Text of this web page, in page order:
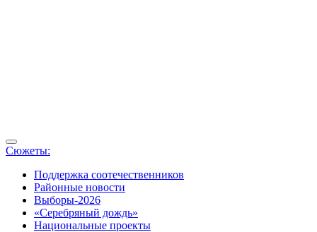
Сюжеты:
Поддержка соотечественников
Районные новости
Выборы-2026
«Серебряный дождь»
Национальные проекты